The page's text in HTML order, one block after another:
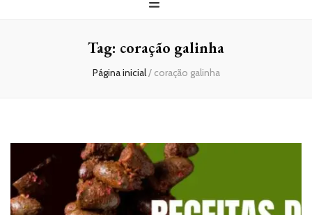
Tag: coração galinha
Página inicial/ coração galinha